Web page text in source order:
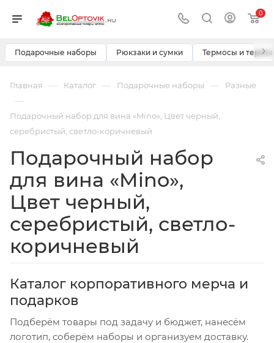
0
Подарочные наборы Рюкзаки и сумки Термосы и ›
Главная — Каталог — Подарочные наборы — Разные
—
Подарочный набор для вина «Mino», Цвет черный,
серебристый, светло-коричневый
Подарочный набор
для вина «Mino»,
Цвет черный,
серебристый, светло-
коричневый
Каталог корпоративного мерча и
подарков
Подберём товары под задачу и бюджет, нанесём
логотип, соберём наборы и организуем доставку.